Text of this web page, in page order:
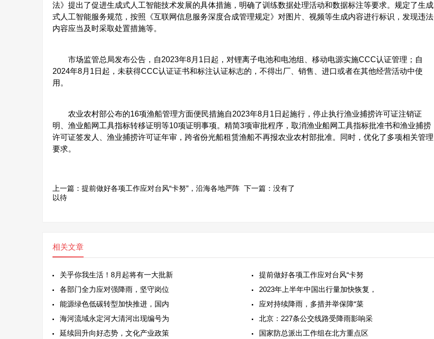
法》提出了促进生成式人工智能技术发展的具体措施，明确了训练数据处理活动和数据标注等要求。规定了生成
式人工智能服务规范，按照《互联网信息服务深度合成管理规定》对图片、视频等生成内容进行标识，发现违法
内容应当及时采取处置措施等。
市场监管总局发布公告，自2023年8月1日起，对锂离子电池和电池组、移动电源实施CCC认证管理；自
2024年8月1日起，未获得CCC认证证书和标注认证标志的，不得出厂、销售、进口或者在其他经营活动中使
用。
农业农村部公布的16项渔船管理方面便民措施自2023年8月1日起施行，停止执行渔业捕捞许可证注销证
明、渔业船网工具指标转移证明等10项证明事项。精简3项审批程序，取消渔业船网工具指标批准书和渔业捕捞
许可证签发人、渔业捕捞许可证年审，跨省份光船租赁渔船不再报农业农村部批准。同时，优化了多项相关管理
要求。
上一篇： 提前做好各项工作应对台风“卡努”，沿海各地严阵
以待
下一篇：没有了
相关文章
关乎你我生活！8月起将有一大批新
提前做好各项工作应对台风“卡努
各部门全力应对强降雨，坚守岗位
2023年上半年中国出行量加快恢复，
能源绿色低碳转型加快推进，国内
应对持续降雨，多措并举保障“菜
海河流域永定河大清河出现编号为
北京：227条公交线路受降雨影响采
延续回升向好态势，文化产业政策
国家防总派出工作组在北方重点区